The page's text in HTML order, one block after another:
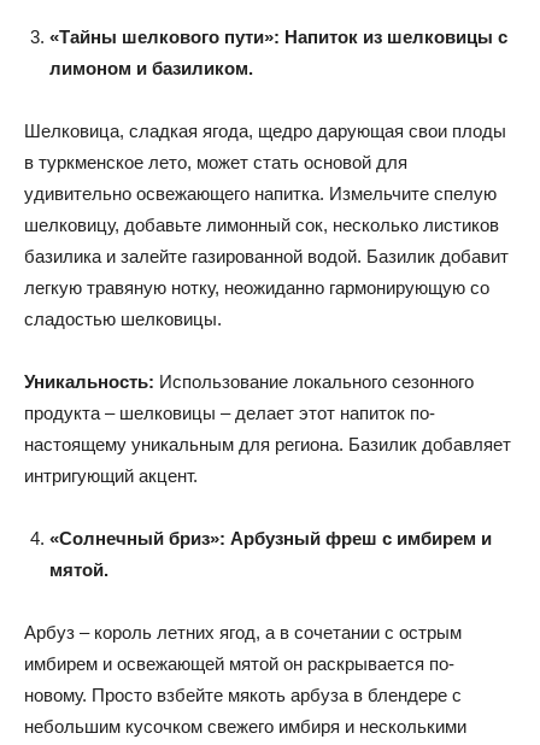
«Тайны шелкового пути»: Напиток из шелковицы с
лимоном и базиликом.
Шелковица, сладкая ягода, щедро дарующая свои плоды
в туркменское лето, может стать основой для
удивительно освежающего напитка. Измельчите спелую
шелковицу, добавьте лимонный сок, несколько листиков
базилика и залейте газированной водой. Базилик добавит
легкую травяную нотку, неожиданно гармонирующую со
сладостью шелковицы.
Уникальность: Использование локального сезонного
продукта – шелковицы – делает этот напиток по-
настоящему уникальным для региона. Базилик добавляет
интригующий акцент.
«Солнечный бриз»: Арбузный фреш с имбирем и
мятой.
Арбуз – король летних ягод, а в сочетании с острым
имбирем и освежающей мятой он раскрывается по-
новому. Просто взбейте мякоть арбуза в блендере с
небольшим кусочком свежего имбиря и несколькими